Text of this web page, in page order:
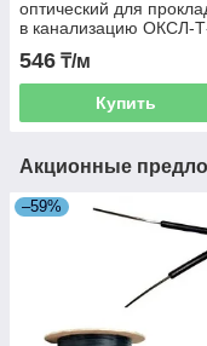
оптический для
в канализацию ОКСЛ-
546 ₸/м
Купить
Акционные
–59%